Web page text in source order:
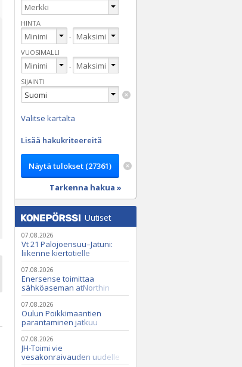
HINTA
-
VUOSIMALLI
-
SIJAINTI
Valitse kartalta
Lisää hakukriteereitä
Tarkenna hakua »
Uutiset
07.08.2026
Vt 21 Palojoensuu–Jatuni:
liikenne kiertotielle
Nunasjoen silloilla
07.08.2026
Enersense toimittaa
sähköaseman atNorthin
datakeskukseen
07.08.2026
Oulun Poikkimaantien
parantaminen jatkuu
07.08.2026
JH-Toimi vie
vesakonraivauden uudelle